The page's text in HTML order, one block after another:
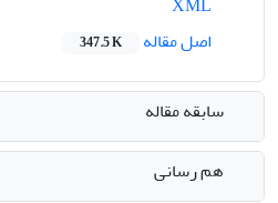
اصل مقاله
347.5 K
سابقه مقاله
هم رسانی